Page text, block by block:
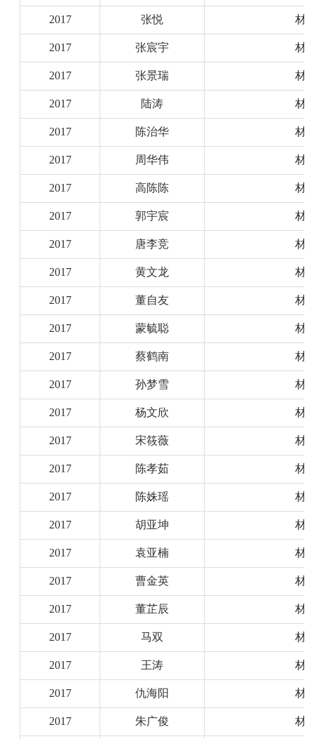
2017 张悦 材
2017 张宸宇 材
2017 张景瑞 材
2017 陆涛 材
2017 陈治华 材
2017 周华伟 材
2017 高陈陈 材
2017 郭宇宸 材
2017 唐李竞 材
2017 黄文龙 材
2017 董自友 材
2017 蒙毓聪 材
2017 蔡鹤南 材
2017 孙梦雪 材
2017 杨文欣 材
2017 宋筱薇 材
2017 陈孝茹 材
2017 陈姝瑶 材
2017 胡亚坤 材
2017 袁亚楠 材
2017 曹金英 材
2017 董芷辰 材
2017 马双 材
2017 王涛 材
2017 仇海阳 材
2017 朱广俊 材